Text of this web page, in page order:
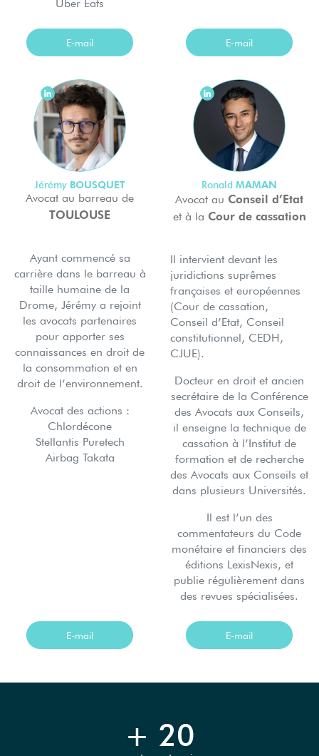
Uber Eats
E-mail E-mail
Jérémy BOUSQUET
Avocat au barreau de
TOULOUSE
Ayant commencé sa
carrière dans le barreau à
taille humaine de la
Drome, Jérémy a rejoint
les avocats partenaires
pour apporter ses
connaissances en droit de
la consommation et en
droit de l’environnement.
Avocat des actions :
Chlordécone
Stellantis Puretech
Airbag Takata
E-mail
Ronald MAMAN
Avocat au Conseil d’Etat
et à la Cour de cassation
Il intervient devant les
juridictions suprêmes
françaises et européennes
(Cour de cassation,
Conseil d’Etat, Conseil
constitutionnel, CEDH,
CJUE).
Docteur en droit et ancien
secrétaire de la Conférence
des Avocats aux Conseils,
il enseigne la technique de
cassation à l’Institut de
formation et de recherche
des Avocats aux Conseils et
dans plusieurs Universités.
Il est l’un des
commentateurs du Code
monétaire et financiers des
éditions LexisNexis, et
publie régulièrement dans
des revues spécialisées.
E-mail
+ 20